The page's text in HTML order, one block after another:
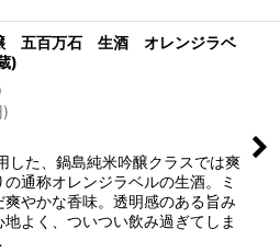
五百万石 生酒 オレンジラベ
)
)
した、鍋島純米吟醸クラスでは爽
通称オレンジラベルの生酒。ミ
爽やかな香味。透明感のある旨み
地よく、ついつい飲み過ぎてしま